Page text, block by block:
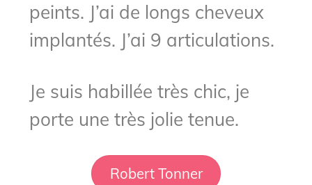
peints. J’ai de longs cheveux
implantés. J’ai 9 articulations.
Je suis habillée très chic, je
porte une très jolie tenue.
Robert Tonner